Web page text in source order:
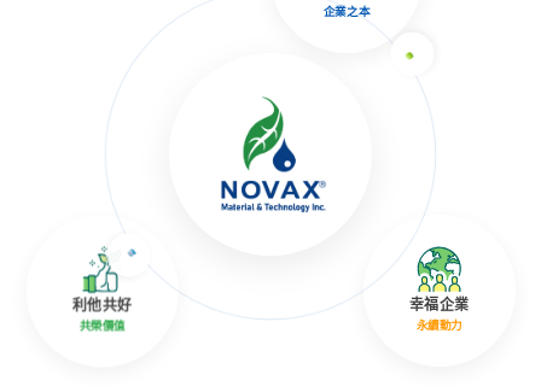
企業之本
利他共好
共榮價值
幸福企業
永續動力